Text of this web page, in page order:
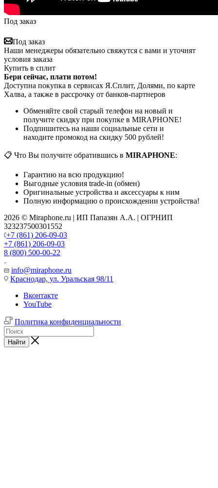
Под заказ
Под заказ
Наши менеджеры обязательно свяжутся с вами и уточнят
условия заказа
Купить в сплит
Бери сейчас, плати потом!
Доступна покупка в сервисах Я.Сплит, Долями, по карте
Халва, а также в рассрочку от банков-партнеров
Обменяйте свой старый телефон на новый и
получите скидку при покупке в MIRAPHONE!
Подпишитесь на наши социальные сети и
находите промокод на скидку 500 рублей!
📋 Что Вы получите обратившись в MIRAPHONE:
Гарантию на всю продукцию!
Выгодные условия trade-in (обмен)
Оригинальные устройства и аксессуары к ним
Полную информацию о происхождении устройства!
2026 © Miraphone.ru | ИП Папазян А.А. | ОГРНИП
323237500301552
+7 (861) 206-09-03
+7 (861) 206-09-03
8 (800) 500-00-22
info@miraphone.ru
Краснодар, ул. Уральская 98/11
Вконтакте
YouTube
Политика конфиденциальности
Найти